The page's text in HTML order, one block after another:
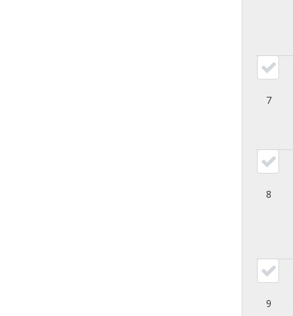
7
8
9